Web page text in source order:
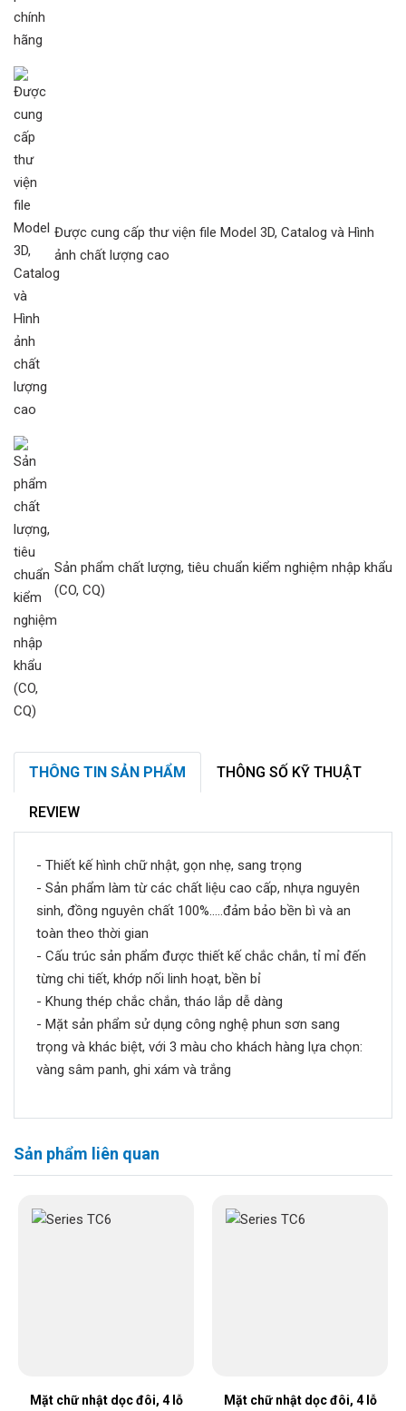
Được cung cấp thư viện file Model 3D, Catalog và Hình
ảnh chất lượng cao
Sản phẩm chất lượng, tiêu chuẩn kiểm nghiệm nhập khẩu
(CO, CQ)
THÔNG TIN SẢN PHẨM THÔNG SỐ KỸ THUẬT
REVIEW
- Thiết kế hình chữ nhật, gọn nhẹ, sang trọng
- Sản phẩm làm từ các chất liệu cao cấp, nhựa nguyên
sinh, đồng nguyên chất 100%.....đảm bảo bền bì và an
toàn theo thời gian
- Cấu trúc sản phẩm được thiết kế chắc chắn, tỉ mỉ đến
từng chi tiết, khớp nối linh hoạt, bền bỉ
- Khung thép chắc chắn, tháo lắp dễ dàng
- Mặt sản phẩm sử dụng công nghệ phun sơn sang
trọng và khác biệt, với 3 màu cho khách hàng lựa chọn:
vàng sâm panh, ghi xám và trắng
Sản phẩm liên quan
Mặt chữ nhật dọc đôi, 4 lỗ Mặt chữ nhật dọc đôi, 4 lỗ